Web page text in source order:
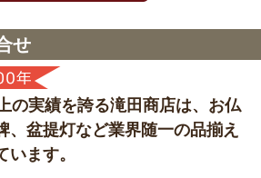
せ
の実績を誇る滝田商店は、 お仏
、盆提灯など業界随一の品揃え
ます。